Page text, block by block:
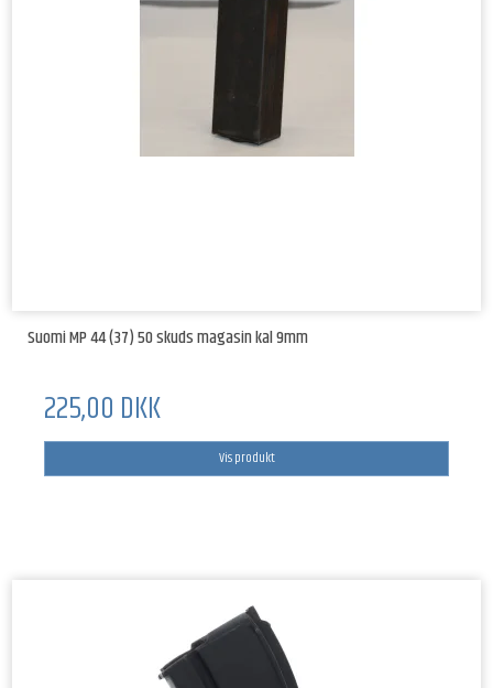
Suomi MP 44 (37) 50 skuds magasin kal 9mm
225,00 DKK
Vis produkt